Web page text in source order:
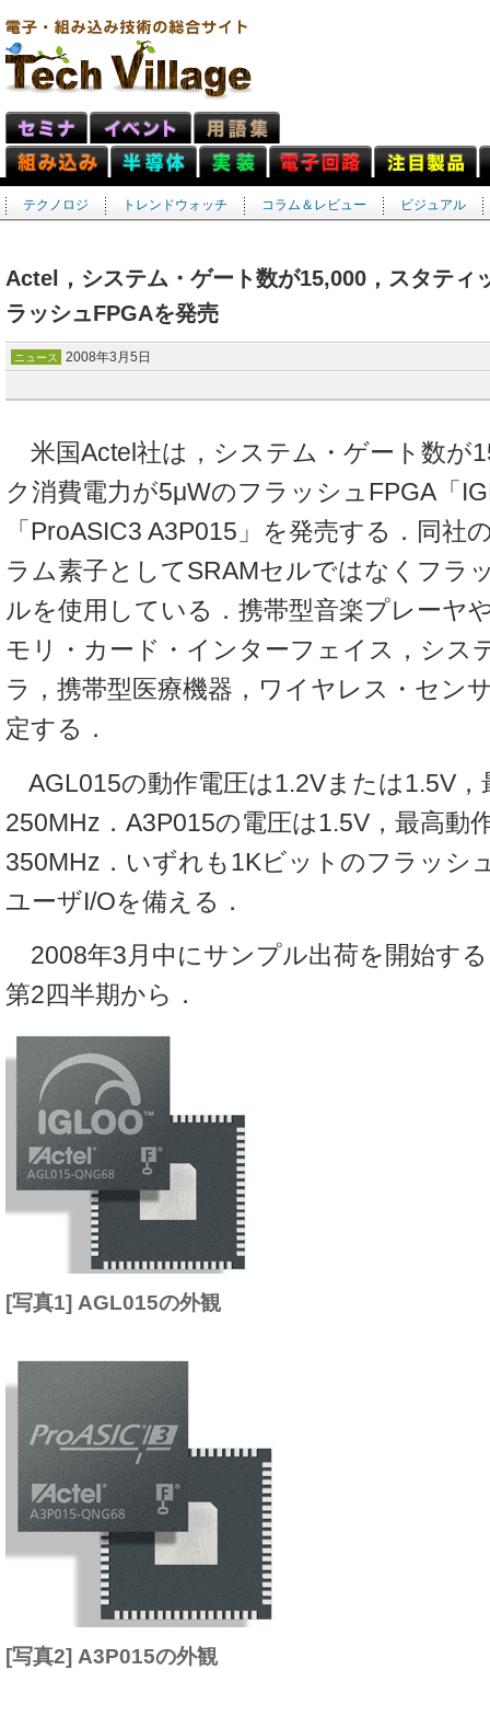
テクノロジ トレンドウォッチ コラム＆レビュー ビジュアル
Actel，システム・ゲート数が15,000，スタティ
ラッシュFPGAを発売
ニュース 2008年3月5日
米国Actel社は，システム・ゲート数が
ク消費電力が5μWのフラッシュFPGA「
「ProASIC3 A3P015」を発売する．同社
ラム素子としてSRAMセルではなくフラ
ルを使用している．携帯型音楽プレーヤ
モリ・カード・インターフェイス，シス
ラ，携帯型医療機器，ワイヤレス・セン
定する．
AGL015の動作電圧は1.2Vまたは1.5V，
250MHz．A3P015の電圧は1.5V，最高動
350MHz．いずれも1Kビットのフラッシ
ユーザI/Oを備える．
2008年3月中にサンプル出荷を開始す
第2四半期から．
[写真1] AGL015の外観
[写真2] A3P015の外観